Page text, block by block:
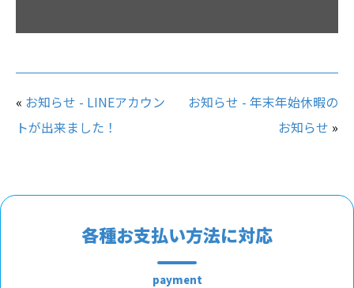
« お知らせ - LINEアカウン
トが出来ました！
お知らせ - 年末年始休暇の
お知らせ »
各種お支払い方法に対応
payment